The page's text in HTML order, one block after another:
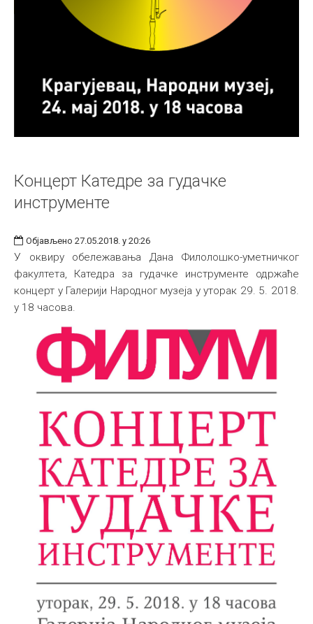
Концерт Катедре за гудачке
инструменте
Објављено 27.05.2018. у 20:26
У оквиру обележавања Дана Филолошко-уметничког
факултета, Катедра за гудачке инструменте одржаће
концерт у Галерији Народног музеја у уторак 29. 5. 2018.
у 18 часова.